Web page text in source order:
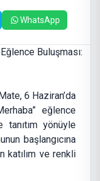
WhatsApp
6 Haziran’da
eğlence
yönüyle
başlangıcına
katılım ve renkli